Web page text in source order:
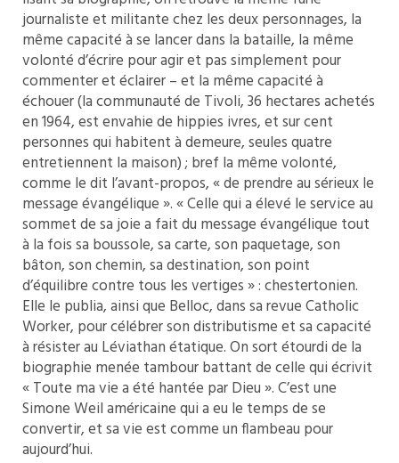
journaliste et militante chez les deux personnages, la
même capacité à se lancer dans la bataille, la même
volonté d’écrire pour agir et pas simplement pour
commenter et éclairer – et la même capacité à
échouer (la communauté de Tivoli, 36 hectares achetés
en 1964, est envahie de hippies ivres, et sur cent
personnes qui habitent à demeure, seules quatre
entretiennent la maison) ; bref la même volonté,
comme le dit l’avant-propos, « de prendre au sérieux le
message évangélique ». « Celle qui a élevé le service au
sommet de sa joie a fait du message évangélique tout
à la fois sa boussole, sa carte, son paquetage, son
bâton, son chemin, sa destination, son point
d’équilibre contre tous les vertiges » : chestertonien.
Elle le publia, ainsi que Belloc, dans sa revue Catholic
Worker, pour célébrer son distributisme et sa capacité
à résister au Léviathan étatique. On sort étourdi de la
biographie menée tambour battant de celle qui écrivit
« Toute ma vie a été hantée par Dieu ». C’est une
Simone Weil américaine qui a eu le temps de se
convertir, et sa vie est comme un flambeau pour
aujourd’hui.